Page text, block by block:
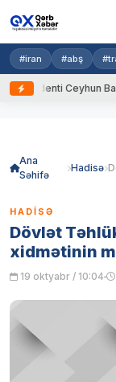
#iran #abş
Ceyhun
Ana
Səhifə
Hadisə
HADISƏ
Dövlət
xidmətinin
19 oktyabr / 10:04